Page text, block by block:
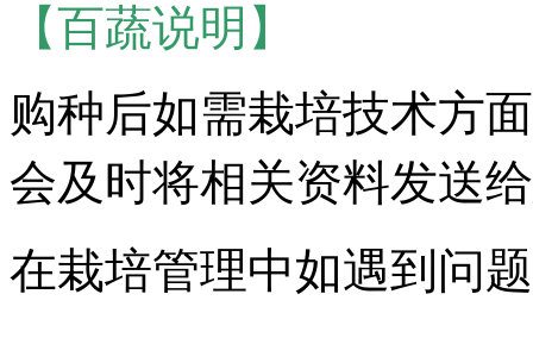
【百蔬说明】
购种后如需栽培技术方
会及时将相关资料发送
在栽培管理中如遇到问